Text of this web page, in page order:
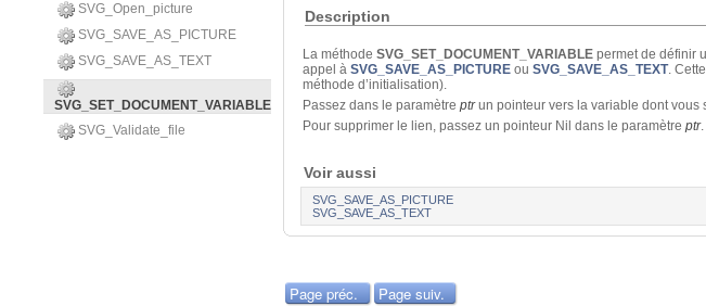
SVG_Open_picture
SVG_SAVE_AS_PICTURE
SVG_SAVE_AS_TEXT
SVG_SET_DOCUMENT_VARIABLE
SVG_Validate_file
Description
La méthode SVG_SET_DOCUMENT_VARIABLE permet de définir
appel à SVG_SAVE_AS_PICTURE ou SVG_SAVE_AS_TEXT.
méthode d’initialisation).
Passez dans le paramètre ptrun pointeur vers la variable dont vous
Pour supprimer le lien, passez un pointeur Nil dans le paramètre ptr.
Voir aussi
SVG_SAVE_AS_PICTURE
SVG_SAVE_AS_TEXT
Page préc. Page suiv.